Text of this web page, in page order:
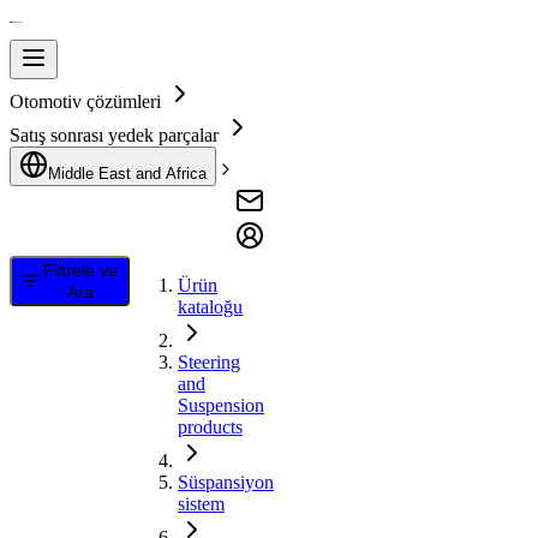
Otomotiv çözümleri
Satış sonrası yedek parçalar
Middle East and Africa
Filtrele ve
Ara
Ürün
kataloğu
Steering
and
Suspension
products
Süspansiyon
sistem